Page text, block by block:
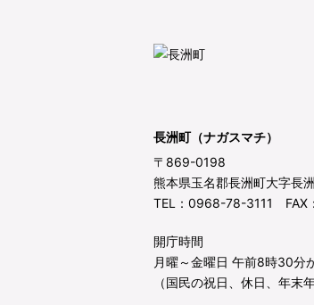
長洲町（ナガスマチ）
〒869-0198
熊本県玉名郡長洲町大字長
TEL：0968-78-3111 FAX
開庁時間
月曜～金曜日 午前8時30分
（国民の祝日、休日、年末